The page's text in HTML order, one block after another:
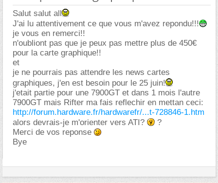
Salut salut all
J'ai lu attentivement ce que vous m'avez repondu!!!
je vous en remerci!!
n'oubliont pas que je peux pas mettre plus de 450
pour la carte graphique!!
et
je ne pourrais pas attendre les news cartes
graphiques, j'en est besoin pour le 25 juin!
j'etait partie pour une 7900GT et dans 1 mois l'autre
7900GT mais Rifter ma fais reflechir en mettan ceci:
http://forum.hardware.fr/hardwarefr/...t-728846-1.htm
alors devrais-je m'orienter vers ATI?
?
Merci de vos reponse
Bye